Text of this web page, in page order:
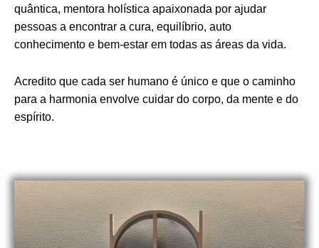
quântica, mentora holística apaixonada por ajudar
pessoas a encontrar a cura, equilíbrio, auto
conhecimento e bem-estar em todas as áreas da vida.
Acredito que cada ser humano é único e que o caminho
para a harmonia envolve cuidar do corpo, da mente e do
espírito.